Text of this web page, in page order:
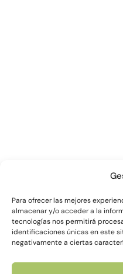
Para ofrecer las mejores
almacenar y/o acceder a la
tecnologías nos permitirá
identificaciones únicas en este
negativamente a ciertas